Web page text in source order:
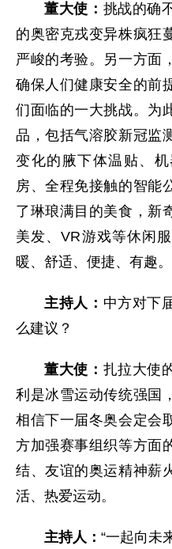
董大使： 挑战的确
的奥密克戎变异株疯狂
严峻的考验。另一方面
确保人们健康安全的前
们面临的一大挑战。为
品，包括气溶胶新冠监
变化的腋下体温贴、
房、全程免接触的智能
了琳琅满目的美食，新
美发、VR游戏等休闲
暖、舒适、便捷、有趣。
主持人： 中方对下
么建议？
董大使： 扎拉大使
利是冰雪运动传统强国
相信下一届冬奥会定会
方加强赛事组织等方面
结、友谊的奥运精神薪
活、热爱运动。
主持人： “一起向未